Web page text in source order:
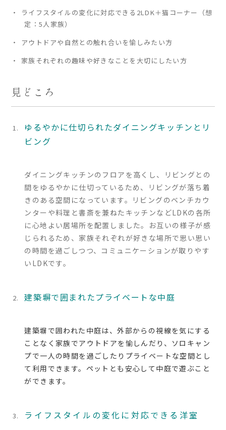
企業情報
暮らしの器
ライフスタイルの変化に対応できる2LDK＋猫コーナー（想
定：5人家族）
アウトドアや自然との触れ合いを愉しみたい方
家族それぞれの趣味や好きなことを大切にしたい方
見どころ
ゆるやかに仕切られたダイニングキッチンとリ
ビング
ダイニングキッチンのフロアを高くし、リビングとの
間をゆるやかに仕切っているため、リビングが落ち着
きのある空間になっています。リビングのベンチカウ
ンターや料理と書斎を兼ねたキッチンなどLDKの各所
に心地よい居場所を配置しました。お互いの様子が感
じられるため、家族それぞれが好きな場所で思い思い
の時間を過ごしつつ、コミュニケーションが取りやす
いLDKです。
建築塀で囲まれたプライベートな中庭
建築塀で囲われた中庭は、外部からの視線を気にする
ことなく家族でアウトドアを愉しんだり、ソロキャン
プで一人の時間を過ごしたりプライベートな空間とし
て利用できます。ペットとも安心して中庭で遊ぶこと
ができます。
ライフスタイルの変化に対応できる洋室